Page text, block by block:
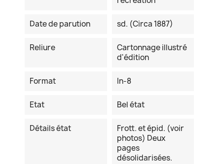
Date de parution sd. (Circa 1887)
Reliure
Cartonnage illustré
d'édition
Format In-8
Etat Bel état
Détails état
Frott. et épid. (voir
photos) Deux
pages
désolidarisées.